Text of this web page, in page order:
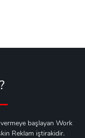
vermeye başlayan Work
Reklam iştirakidir.